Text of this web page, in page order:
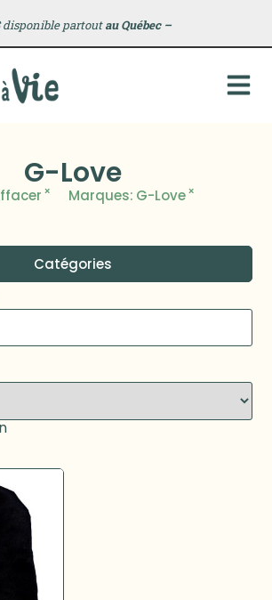
disponible partoutau Québec –
G-Love
× Marques: G-Love×
Catégories